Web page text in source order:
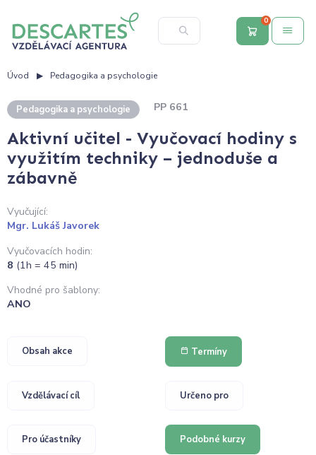
0
Úvod Pedagogika a psychologie
Pedagogika a psychologie PP 661
Aktivní učitel - Vyučovací hodiny s
využitím techniky – jednoduše a
zábavně
Vyučující:
Mgr. Lukáš Javorek
Vyučovacích hodin:
8 (1h = 45 min)
Vhodné pro šablony:
ANO
Obsah akce Termíny
Vzdělávací cíl Určeno pro
Pro účastníky Podobné kurzy